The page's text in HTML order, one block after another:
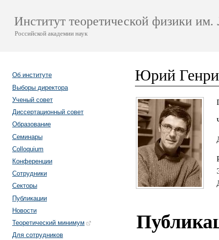
Институт теоретической физики
Российской академии наук
Об институте
Выборы директора
Ученый совет
Диссертационный совет
Образование
Семинары
Colloquium
Конференции
Сотрудники
Секторы
Публикации
Новости
Теоретический минимум
Для сотрудников
Юрий